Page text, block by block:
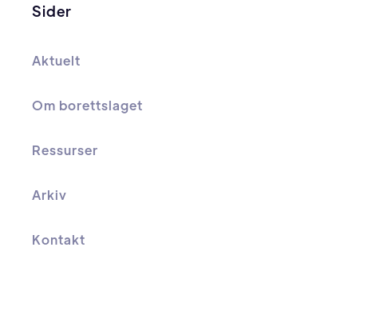
Sider
Aktuelt
Om borettslaget
Ressurser
Arkiv
Kontakt